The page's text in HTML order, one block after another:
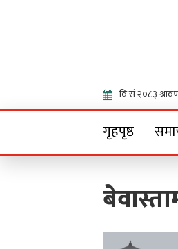
गृहपृष्ठ